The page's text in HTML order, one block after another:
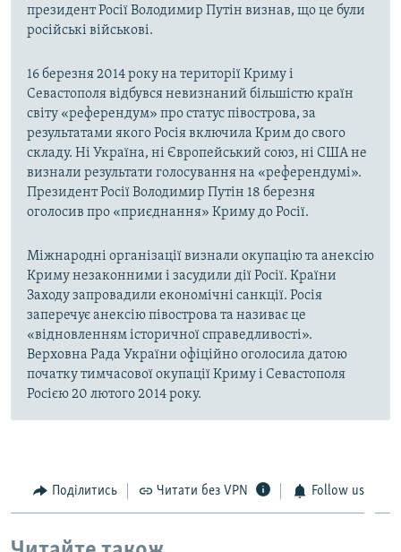
президент Росії Володимир Путін визнав, що це були
російські військові.
16 березня 2014 року на території Криму і
Севастополя відбувся невизнаний більшістю країн
світу «референдум» про статус півострова, за
результатами якого Росія включила Крим до свого
складу. Ні Україна, ні Європейський союз, ні США не
визнали результати голосування на «референдумі».
Президент Росії Володимир Путін 18 березня
оголосив про «приєднання» Криму до Росії.
Міжнародні організації визнали окупацію та анексію
Криму незаконними і засудили дії Росії. Країни
Заходу запровадили економічні санкції. Росія
заперечує анексію півострова та називає це
«відновленням історичної справедливості».
Верховна Рада України офіційно оголосила датою
початку тимчасової окупації Криму і Севастополя
Росією 20 лютого 2014 року.
Поділитись Читати без VPN Follow us